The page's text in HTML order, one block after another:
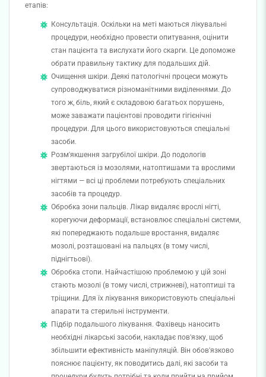
етапів:
Консультація. Оскільки на меті маються лікувальні
процедури, необхідно провести опитування, оцінити
стан пацієнта та вислухати його скарги. Це допоможе
обрати правильну тактику для подальших дій.
Очищення шкіри. Деякі патологічні процеси можуть
супроводжуватися різноманітними виділеннями. До
того ж, біль, який є складовою багатьох порушень,
може заважати пацієнтові проводити гігієнічні
процедури. Для цього використовуються спеціальні
засоби.
Розм'якшення загрубілої шкіри. До подологів
звертаються із мозолями, натоптишами та врослими
нігтями — всі ці проблеми потребують спеціальних
засобів та процедур.
Обробка зони пальців. Лікар видаляє врослі нігті,
корегуючи деформації, встановлює спеціальні системи,
які попереджають подальше вростання, видаляє
мозолі, розташовані на пальцях (в тому числі,
піднігтьові).
Обробка стопи. Найчастішою проблемою у цій зоні
стають мозолі (в тому числі, стрижневі), натоптиші та
тріщини. Для їх лікування використовують спеціальні
апарати та стерильні інструменти.
Підбір подальшого лікування. Фахівець наносить
необхідні лікарські засоби, накладає пов'язку, щоб
збільшити ефективність маніпуляцій. Він обов'язково
пояснює пацієнту, як поводитись далі, які засоби та